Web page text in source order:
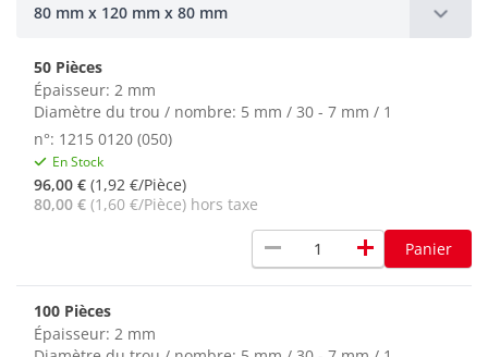
80 mm x 120 mm x 80 mm
50 Pièces
Épaisseur: 2 mm
Diamètre du trou / nombre: 5 mm / 30 - 7 mm / 1
n°: 1215 0120 (050)
En Stock
96,00 € (1,92 €/Pièce)
80,00 € (1,60 €/Pièce) hors taxe
remove add Panier
100 Pièces
Épaisseur: 2 mm